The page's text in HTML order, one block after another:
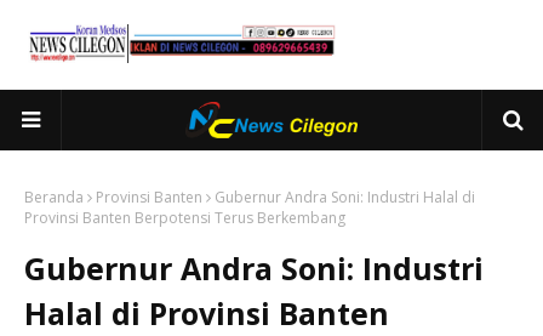
Beranda Provinsi Banten
Gubernur Andra Soni: Industri Halal di
Provinsi Banten Berpotensi Terus Berkembang
Gubernur Andra Soni: Industri
Halal di Provinsi Banten